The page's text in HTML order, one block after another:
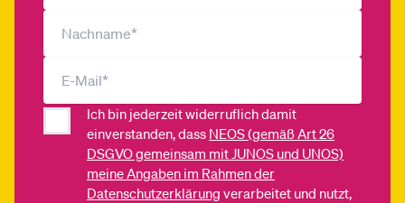
Ich bin jederzeit widerruflich damit
einverstanden, dass NEOS (gemäß Art 26
DSGVO gemeinsam mit JUNOS und UNOS)
meine Angaben im Rahmen der
Datenschutzerklärung verarbeitet und nutzt,